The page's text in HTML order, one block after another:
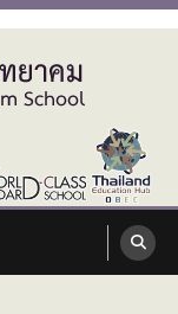
ม่สอด จังหวัดตาก ::